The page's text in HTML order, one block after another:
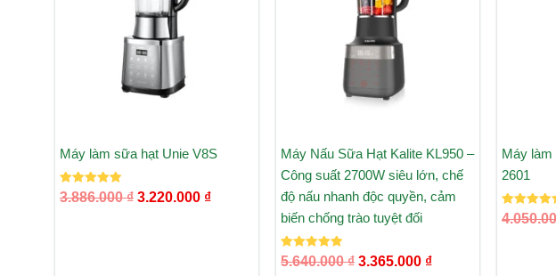
Máy làm sữa hạt Unie V8S
Được xếp
hạng
3.886.000₫ 3.220.000 ₫
Máy Nấu Sữa Hạt Kalite KL950 –
Công suất 2700W siêu lớn, chế
độ nấu nhanh độc quyền, cảm
biến chống trào tuyệt đối
Được xếp
hạng
5.640.000₫ 3.365.000 ₫
Máy làm
2601
Được xếp
hạng